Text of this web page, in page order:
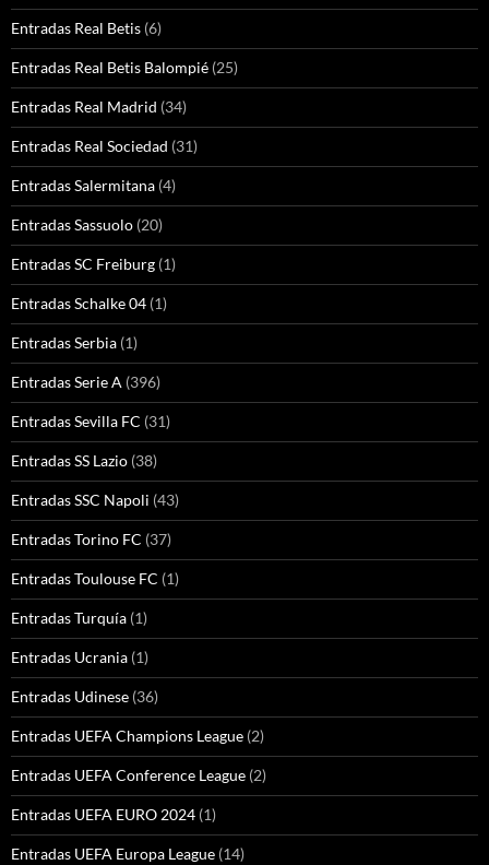
Entradas Real Betis (6)
Entradas Real Betis Balompié (25)
Entradas Real Madrid (34)
Entradas Real Sociedad (31)
Entradas Salermitana (4)
Entradas Sassuolo (20)
Entradas SC Freiburg (1)
Entradas Schalke 04 (1)
Entradas Serbia (1)
Entradas Serie A (396)
Entradas Sevilla FC (31)
Entradas SS Lazio (38)
Entradas SSC Napoli (43)
Entradas Torino FC (37)
Entradas Toulouse FC (1)
Entradas Turquía (1)
Entradas Ucrania (1)
Entradas Udinese (36)
Entradas UEFA Champions League (2)
Entradas UEFA Conference League (2)
Entradas UEFA EURO 2024 (1)
Entradas UEFA Europa League (14)